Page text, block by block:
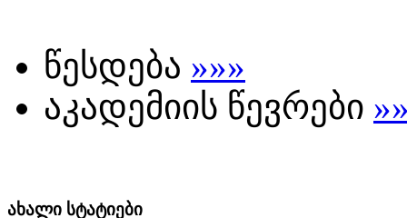
წესდება »»»
აკადემიის წევრები
ახალი სტატიები